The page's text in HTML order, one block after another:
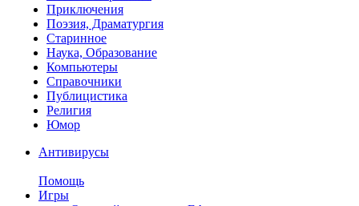
Приключения
Поэзия, Драматургия
Старинное
Наука, Образование
Компьютеры
Справочники
Публицистика
Религия
Юмор
Антивирусы
Помощь
Игры